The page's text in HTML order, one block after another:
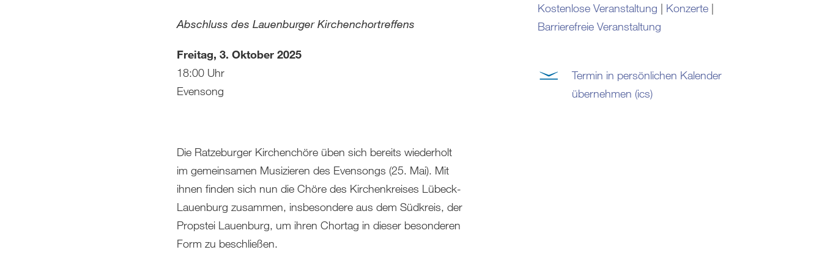
Abschluss des Lauenburger Kirchenchortreffens
Freitag, 3. Oktober 2025
18:00 Uhr
Evensong
Die Ratzeburger Kirchenchöre üben sich bereits wiederholt
im gemeinsamen Musizieren des Evensongs (25. Mai). Mit
ihnen finden sich nun die Chöre des Kirchenkreises Lübeck-
Lauenburg zusammen, insbesondere aus dem Südkreis, der
Propstei Lauenburg, um ihren Chortag in dieser besonderen
Form zu beschließen.
Kostenlose Veranstaltung | Konzerte|
Barrierefreie Veranstaltung
Termin in persönlichen Kalender
übernehmen (ics)